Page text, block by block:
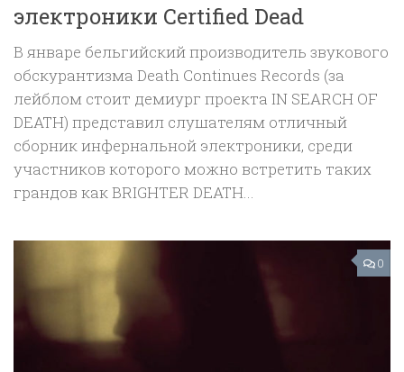
электроники Certified Dead
В январе бельгийский производитель звукового
обскурантизма Death Continues Records (за
лейблом стоит демиург проекта IN SEARCH OF
DEATH) ‎представил слушателям отличный
сборник инфернальной электроники, среди
участников которого можно встретить таких
грандов как BRIGHTER DEATH...
0